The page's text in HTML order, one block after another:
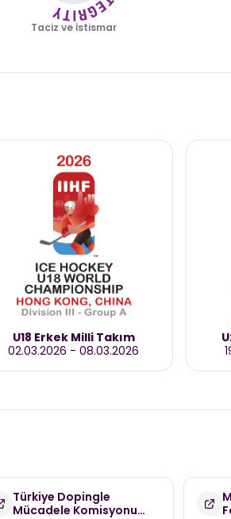
Taciz ve İstismar
U18 Erkek Milli Takım
02.03.2026 -08.03.2026
Türkiye Dopingle
Mücadele Komisyonu